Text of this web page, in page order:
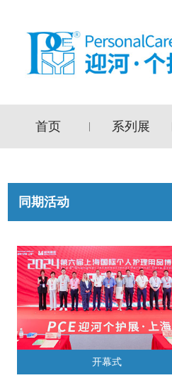
首页 系列展
同期活动
开幕式